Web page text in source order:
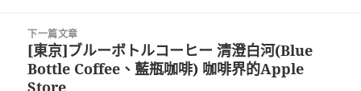
文
章:
下一篇文章
下
一
[東京]ブルーボトルコーヒー 清澄白河(Blue
Bottle Coffee、藍瓶咖啡) 咖啡界的Apple
Store